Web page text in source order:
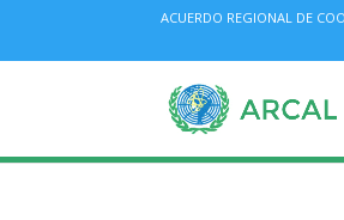
ACUERDO REGIONAL DE